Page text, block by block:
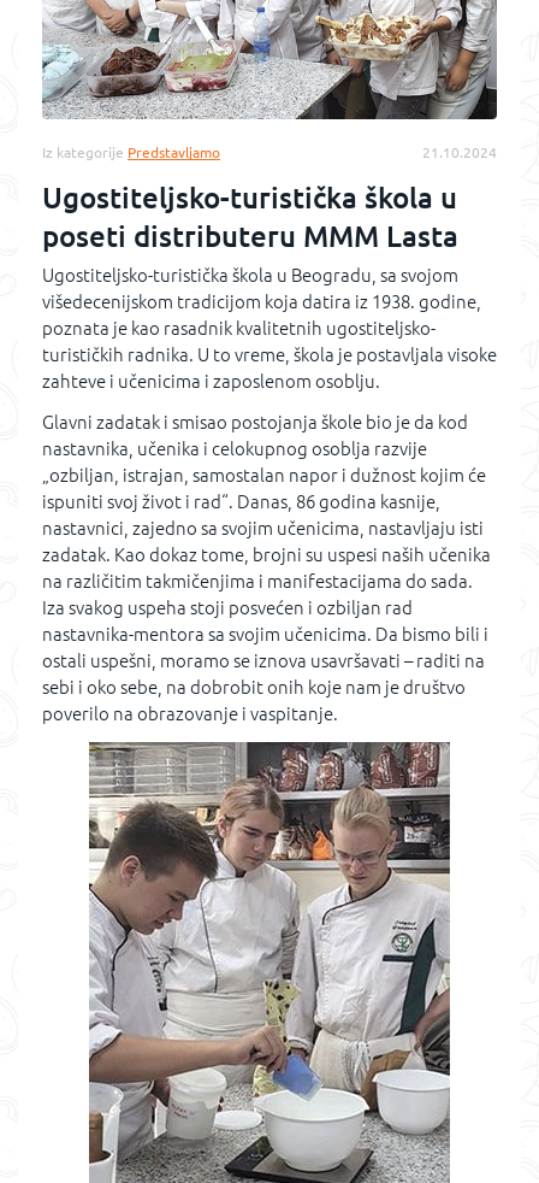
Iz kategorije Predstavljamo 21.10.2024
Ugostiteljsko-turistička škola u
poseti distributeru MMM Lasta
Ugostiteljsko-turistička škola u Beogradu, sa svojom
višedecenijskom tradicijom koja datira iz 1938. godine,
poznata je kao rasadnik kvalitetnih ugostiteljsko-
turističkih radnika. U to vreme, škola je postavljala visoke
zahteve i učenicima i zaposlenom osoblju.
Glavni zadatak i smisao postojanja škole bio je da kod
nastavnika, učenika i celokupnog osoblja razvije
„ozbiljan, istrajan, samostalan napor i dužnost kojim će
ispuniti svoj život i rad“. Danas, 86 godina kasnije,
nastavnici, zajedno sa svojim učenicima, nastavljaju isti
zadatak. Kao dokaz tome, brojni su uspesi naših učenika
na različitim takmičenjima i manifestacijama do sada.
Iza svakog uspeha stoji posvećen i ozbiljan rad
nastavnika-mentora sa svojim učenicima. Da bismo bili i
ostali uspešni, moramo se iznova usavršavati – raditi na
sebi i oko sebe, na dobrobit onih koje nam je društvo
poverilo na obrazovanje i vaspitanje.